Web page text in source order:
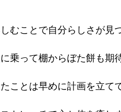
むことで自分らしさが見
って棚からぼた餅も期
ことは早めに計画を立て